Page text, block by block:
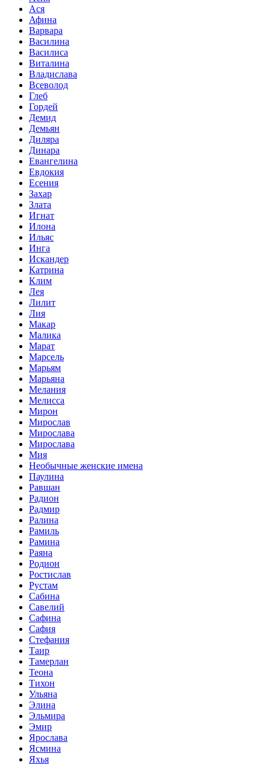
Ася
Афина
Варвара
Василина
Василиса
Виталина
Владислава
Всеволод
Глеб
Гордей
Демид
Демьян
Диляра
Динара
Евангелина
Евдокия
Есения
Захар
Злата
Игнат
Илона
Ильяс
Инга
Искандер
Катрина
Клим
Лея
Лилит
Лия
Макар
Малика
Марат
Марсель
Марьям
Марьяна
Мелания
Мелисса
Мирон
Мирослав
Мирослава
Мирослава
Мия
Необычные женские имена
Паулина
Равшан
Радион
Радмир
Ралина
Рамиль
Рамина
Раяна
Родион
Ростислав
Рустам
Сабина
Савелий
Сафина
Сафия
Стефания
Таир
Тамерлан
Теона
Тихон
Ульяна
Элина
Эльмира
Эмир
Ярослава
Ясмина
Яхья